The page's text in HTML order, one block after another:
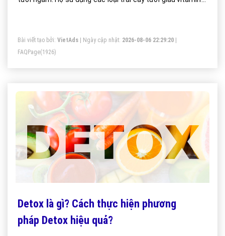
Bài viết tạo bởi: VietAds | Ngày cập nhật: 2026-08-06 22:29:20
FAQPage(1926)
Detox là gì? Cách thực hiện phương
pháp Detox hiệu quả?